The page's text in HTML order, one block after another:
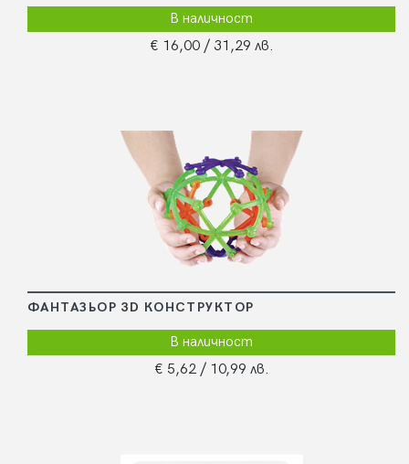
В наличност
€ 16,00 / 31,29 лв.
ФАНТАЗЬОР 3D КОНСТРУКТОР
В наличност
€ 5,62 / 10,99 лв.